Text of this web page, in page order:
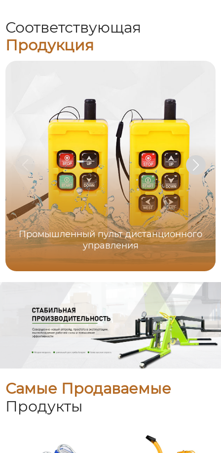
Соответствующая
Продукция
Промышленный пульт дистанционного
управления
Самые Продаваемые
Продукты